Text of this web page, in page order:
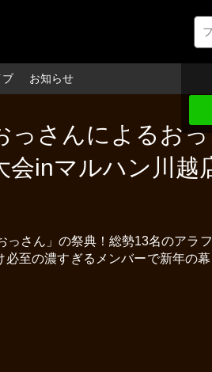
ブ お知らせ
っさんによるお
会inマルハン川越
っさん」の祭典！総勢13名のアラ
必至の濃すぎるメンバーで新年の